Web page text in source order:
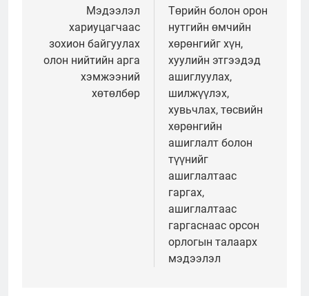
Мэдээлэл
хариуцагчаас
зохион байгуулах
олон нийтийн арга
хэмжээний
хөтөлбөр
Төрийн болон орон
нутгийн өмчийн
хөрөнгийг хүн,
хуулийн этгээдэд
ашиглуулах,
шилжүүлэх,
хувьчлах, төсвийн
хөрөнгийн
ашиглалт болон
түүнийг
ашиглалтаас
гаргах,
ашиглалтаас
гаргаснаас орсон
орлогын талаарх
мэдээлэл